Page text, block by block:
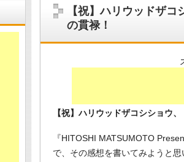
【祝】ハリウッドザ
の貫禄！
【祝】ハリウッドザコシショウ
『HITOSHI MATSUMOTO
で、その感想を書いてみようと